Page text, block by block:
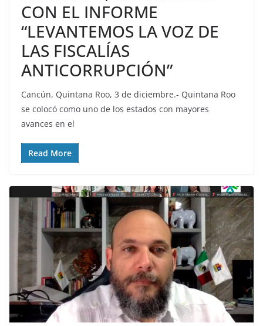
CON EL INFORME
“LEVANTEMOS LA VOZ DE
LAS FISCALÍAS
ANTICORRUPCIÓN”
Cancún, Quintana Roo, 3 de diciembre.- Quintana Roo
se colocó como uno de los estados con mayores
avances en el
Read More